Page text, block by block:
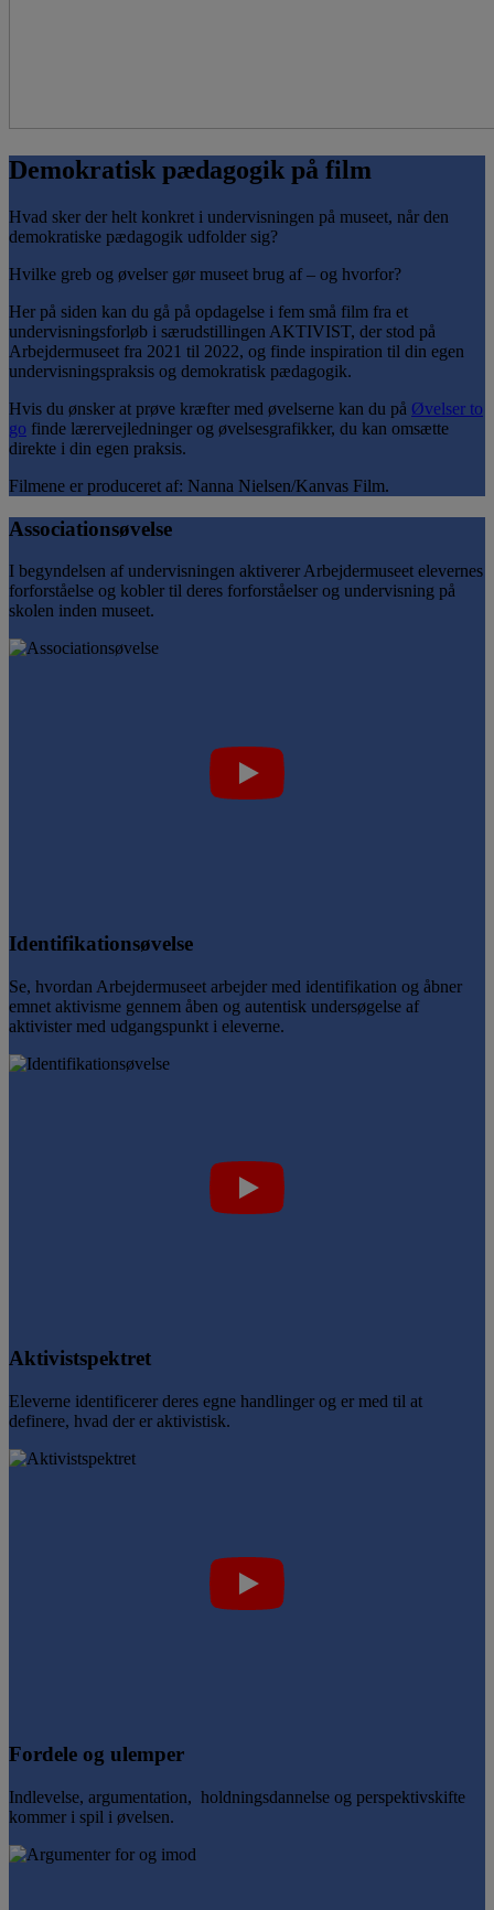
Demokratisk pædagogik på film
Hvad sker der helt konkret i undervisningen på museet, når den
demokratiske pædagogik udfolder sig?
Hvilke greb og øvelser gør museet brug af – og hvorfor?
Her på siden kan du gå på opdagelse i fem små film fra et
undervisningsforløb i særudstillingen AKTIVIST, der stod på
Arbejdermuseet fra 2021 til 2022, og finde inspiration til din egen
undervisningspraksis og demokratisk pædagogik.
Hvis du ønsker at prøve kræfter med øvelserne kan du på Øvelser to
go finde lærervejledninger og øvelsesgrafikker, du kan omsætte
direkte i din egen praksis.
Filmene er produceret af: Nanna Nielsen/Kanvas Film.
Associationsøvelse
I begyndelsen af undervisningen aktiverer Arbejdermuseet elevernes
forforståelse og kobler til deres forforståelser og undervisning på
skolen inden museet.
Identifikationsøvelse
Se, hvordan Arbejdermuseet arbejder med identifikation og åbner
emnet aktivisme gennem åben og autentisk undersøgelse af
aktivister med udgangspunkt i eleverne.
Aktivistspektret
Eleverne identificerer deres egne handlinger og er med til at
definere, hvad der er aktivistisk.
Fordele og ulemper
Indlevelse, argumentation, holdningsdannelse og perspektivskifte
kommer i spil i øvelsen.